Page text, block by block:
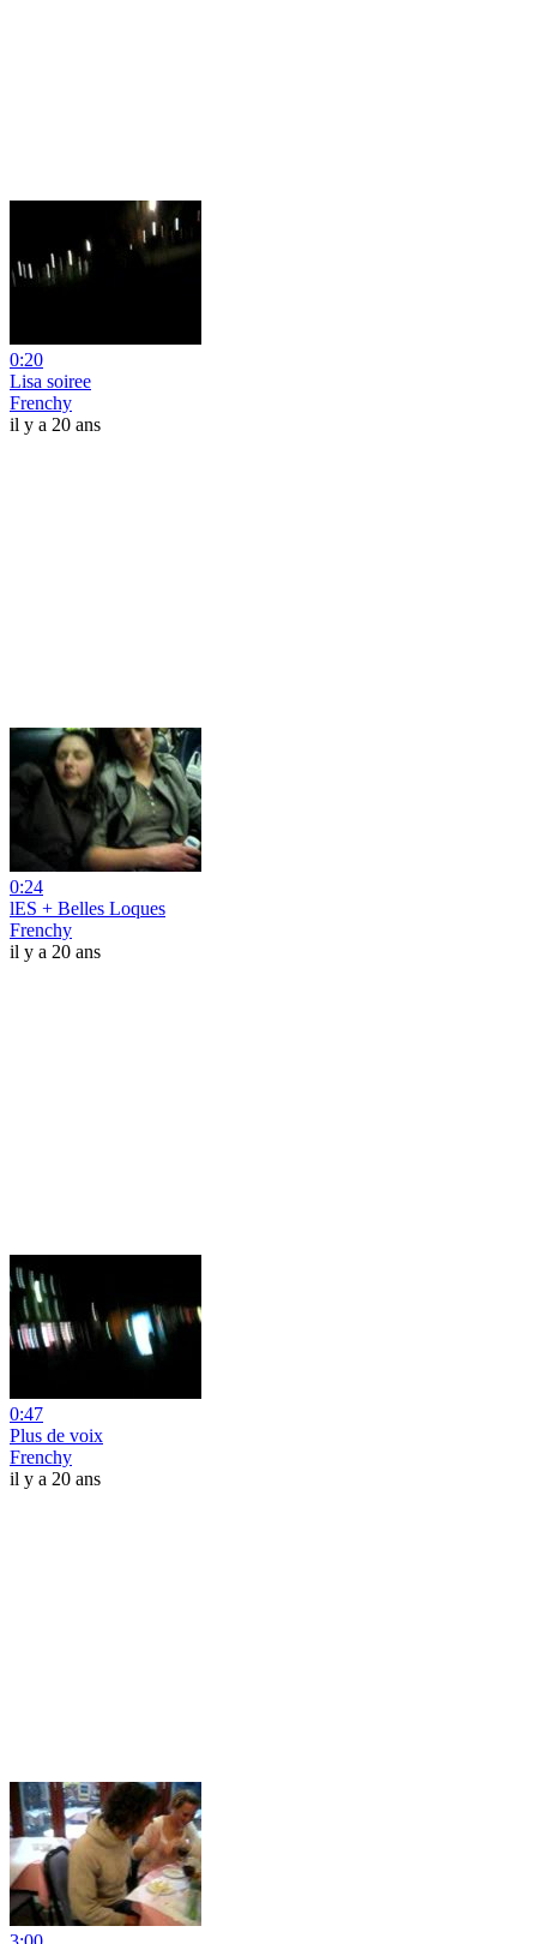
0:20
Lisa soiree
Frenchy
il y a 20 ans
0:24
lES + Belles Loques
Frenchy
il y a 20 ans
0:47
Plus de voix
Frenchy
il y a 20 ans